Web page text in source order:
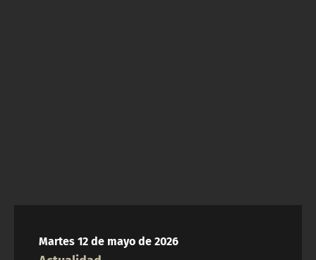
Martes 12 de mayo de 2026